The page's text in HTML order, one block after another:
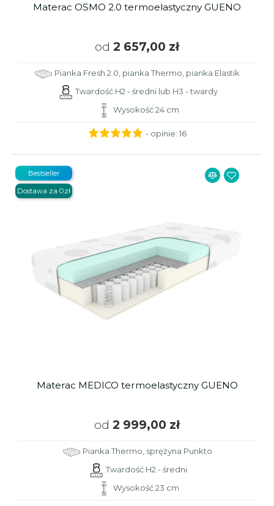
Materac OSMO 2.0 termoelastyczny GUENO
od 2 657,00 zł
Pianka Fresh 2.0, pianka Thermo, pianka Elastik
Twardość H2 - średni lub H3 - twardy
Wysokość 24 cm
- opinie: 16
Materac MEDICO termoelastyczny GUENO
od 2 999,00 zł
Pianka Thermo, sprężyna Punkto
Twardość H2 - średni
Wysokość 23 cm
Bestseller
Dostawa za 0zł